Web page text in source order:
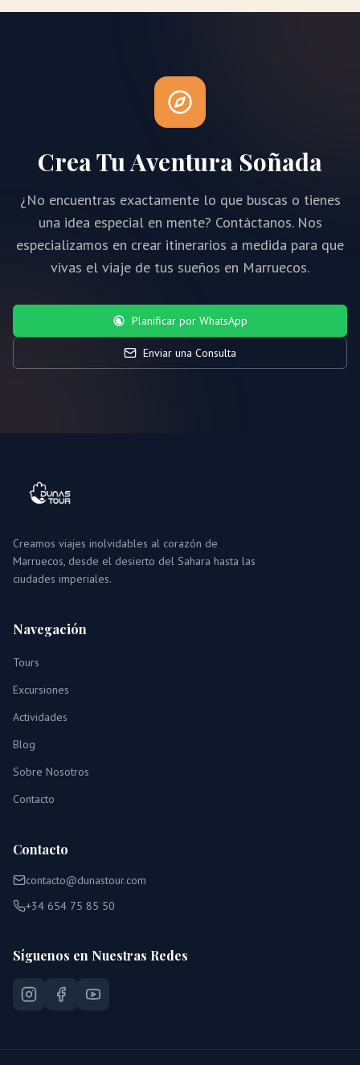
Crea Tu Aventura Soñada
¿No encuentras exactamente lo que buscas o tienes
una idea especial en mente? Contáctanos. Nos
especializamos en crear itinerarios a medida para que
vivas el viaje de tus sueños en Marruecos.
Planificar por WhatsApp
Enviar una Consulta
Creamos viajes inolvidables al corazón de
Marruecos, desde el desierto del Sahara hasta las
ciudades imperiales.
Navegación
Tours
Excursiones
Actividades
Blog
Sobre Nosotros
Contacto
Contacto
contacto@dunastour.com
+34 654 75 85 50
Síguenos en Nuestras Redes